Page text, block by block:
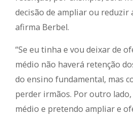
decisão de ampliar ou reduzir
afirma Berbel.
“Se eu tinha e vou deixar de
médio não haverá retenção
do ensino fundamental, mas
perder irmãos. Por outro
médio e pretendo ampliar e